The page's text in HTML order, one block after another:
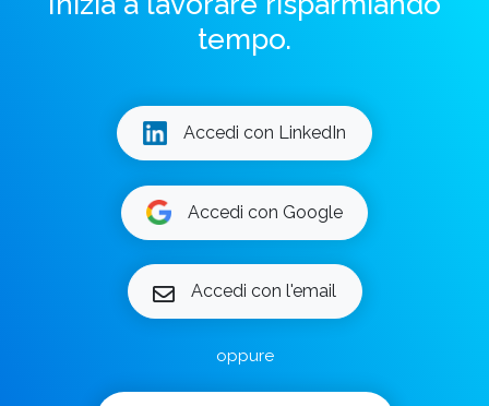
tempo.
Accedi con LinkedIn
Accedi con Google
Accedi con l'email
oppure